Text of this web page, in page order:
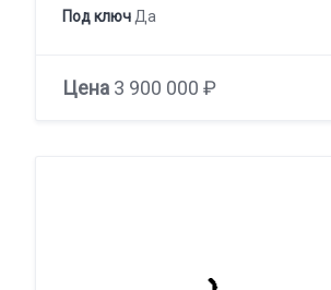
Под ключДа
Цена 3 900 000 ₽